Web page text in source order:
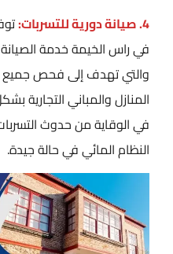
4. صيانة دورية للتسربات:
في راس الخيمة خدمة
والتي تهدف إلى فحص جميع
المنازل والمباني
في الوقاية من حدوث
النظام المائي في حالة جيدة.